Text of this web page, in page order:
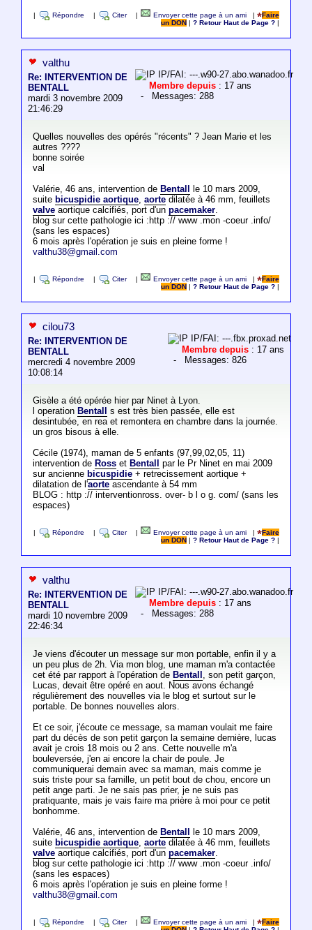
Répondre Citer Envoyer cette page à un ami |
Faire
un DON
|? Retour Haut de Page ?
valthu
Re: INTERVENTION DE
BENTALL
mardi 3 novembre 2009
21:46:29
IP/FAI: ---.w90-27.abo.wanadoo.fr
Membre depuis : 17 ans
- Messages: 288
Quelles nouvelles des opérés "récents" ? Jean Marie et les
autres ????
bonne soirée
val
Valérie, 46 ans, intervention de Bentall
le 10 mars 2009,
suite bicuspidie aortique, aortedilatée à 46 mm, feuillets
valveaortique calcifiés, port d'un pacemaker.
blog sur cette pathologie ici :http :// www .mon -coeur .info/
(sans les espaces)
6 mois après l'opération je suis en pleine forme !
valthu38@gmail.com
Répondre Citer Envoyer cette page à un ami |
Faire
un DON
|? Retour Haut de Page ?
cilou73
Re: INTERVENTION DE
BENTALL
mercredi 4 novembre 2009
10:08:14
IP/FAI: ---.fbx.proxad.net
Membre depuis : 17 ans
- Messages: 826
Gisèle a été opérée hier par Ninet à Lyon.
l operation Bentall
s est très bien passée, elle est
desintubée, en rea et remontera en chambre dans la journée.
un gros bisous à elle.
Cécile (1974), maman de 5 enfants (97,99,02,05, 11)
intervention de Rosset Bentall
par le Pr Ninet en mai 2009
sur ancienne bicuspidie+ retrecissement aortique +
dilatation de l'aorteascendante à 54 mm
BLOG : http :// interventionross. over- b l o g. com/ (sans les
espaces)
Répondre Citer Envoyer cette page à un ami |
Faire
un DON
|? Retour Haut de Page ?
valthu
Re: INTERVENTION DE
BENTALL
mardi 10 novembre 2009
22:46:34
IP/FAI: ---.w90-27.abo.wanadoo.fr
Membre depuis : 17 ans
- Messages: 288
Je viens d'écouter un message sur mon portable, enfin il y a
un peu plus de 2h. Via mon blog, une maman m'a contactée
cet été par rapport à l'opération de Bentall , son petit garçon,
Lucas, devait être opéré en aout. Nous avons échangé
régulièrement des nouvelles via le blog et surtout sur le
portable. De bonnes nouvelles alors.
Et ce soir, j'écoute ce message, sa maman voulait me faire
part du décès de son petit garçon la semaine dernière, lucas
avait je crois 18 mois ou 2 ans. Cette nouvelle m'a
bouleversée, j'en ai encore la chair de poule. Je
communiquerai demain avec sa maman, mais comme je
suis triste pour sa famille, un petit bout de chou, encore un
petit ange parti. Je ne sais pas prier, je ne suis pas
pratiquante, mais je vais faire ma prière à moi pour ce petit
bonhomme.
Valérie, 46 ans, intervention de Bentall
le 10 mars 2009,
suite bicuspidie aortique, aortedilatée à 46 mm, feuillets
valveaortique calcifiés, port d'un pacemaker.
blog sur cette pathologie ici :http :// www .mon -coeur .info/
(sans les espaces)
6 mois après l'opération je suis en pleine forme !
valthu38@gmail.com
Répondre Citer Envoyer cette page à un ami |
Faire